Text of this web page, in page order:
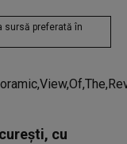
sursă preferată în
cu